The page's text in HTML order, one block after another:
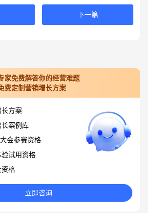
下一篇
家免费解答你的经营难题
费定制营销增长方案
长方案
案例库
会参赛资格
试用资格
格
立即咨询